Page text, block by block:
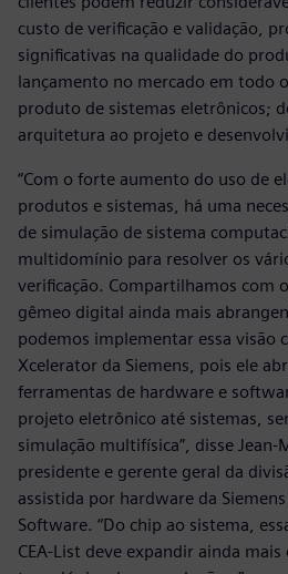
custo de verificação e validação,
significativas na qualidade do
lançamento no mercado em todo
produto de sistemas eletrônicos;
arquitetura ao projeto e
“Com o forte aumento do uso de
produtos e sistemas, há uma
de simulação de sistema
multidomínio para resolver os
verificação. Compartilhamos com
gêmeo digital ainda mais
podemos implementar essa visão
Xcelerator da Siemens, pois ele
ferramentas de hardware e
projeto eletrônico até sistemas,
simulação multifísica”, disse Jean-
presidente e gerente geral da
assistida por hardware da
Software. “Do chip ao sistema,
CEA-List deve expandir ainda